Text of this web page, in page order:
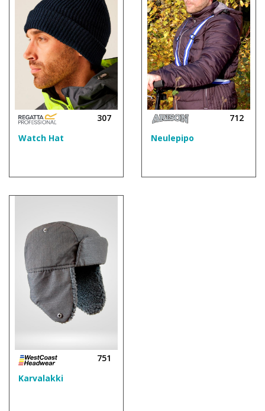
307
Watch Hat
712
Neulepipo
751
Karvalakki